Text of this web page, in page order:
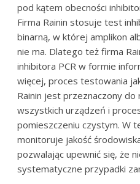
pod kątem obecności
Firma Rainin stosuje test
binarną, w której amplikon
nie ma. Dlatego też firma
inhibitora PCR w formie
więcej, proces testowania
Rainin jest przeznaczony
wszystkich urządzeń i
pomieszczeniu czystym. W
monitoruje jakość
pozwalając upewnić się, że
systematyczne przypadki